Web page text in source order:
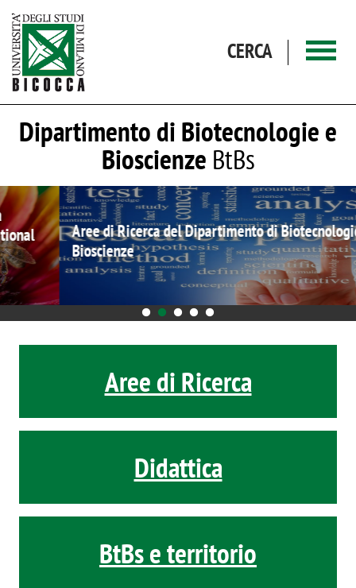
CERCA
Dipartimento di Biotecnologie e
Bioscienze BtBs
Aree di Ricerca del Dipartimento di Biotecnologie e
Bioscienze
Aree di Ricerca
Didattica
BtBs e territorio